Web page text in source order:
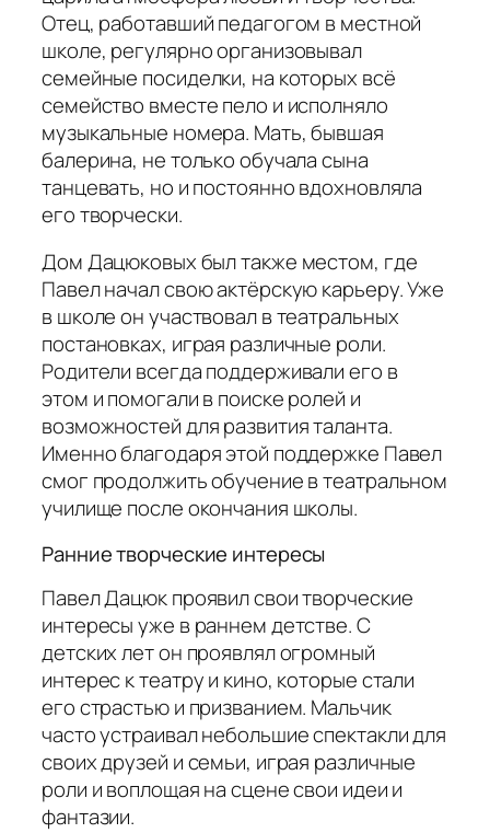
Отец, работавший педагогом в местной
школе, регулярно организовывал
семейные посиделки, на которых всё
семейство вместе пело и исполняло
музыкальные номера. Мать, бывшая
балерина, не только обучала сына
танцевать, но и постоянно вдохновляла
его творчески.
Дом Дацюковых был также местом, где
Павел начал свою актёрскую карьеру. Уже
в школе он участвовал в театральных
постановках, играя различные роли.
Родители всегда поддерживали его в
этом и помогали в поиске ролей и
возможностей для развития таланта.
Именно благодаря этой поддержке Павел
смог продолжить обучение в театральном
училище после окончания школы.
Ранние творческие интересы
Павел Дацюк проявил свои творческие
интересы уже в раннем детстве. С
детских лет он проявлял огромный
интерес к театру и кино, которые стали
его страстью и призванием. Мальчик
часто устраивал небольшие спектакли для
своих друзей и семьи, играя различные
роли и воплощая на сцене свои идеи и
фантазии.